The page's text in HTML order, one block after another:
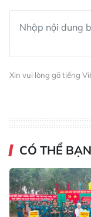
Xin vui lòng gõ tiếng
CÓ THỂ